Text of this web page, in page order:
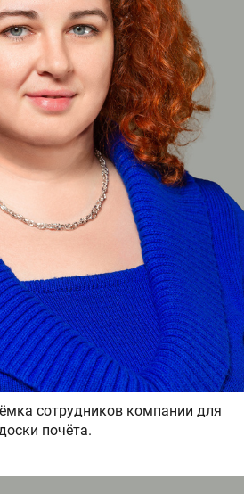
сотрудников компании для
почёта.